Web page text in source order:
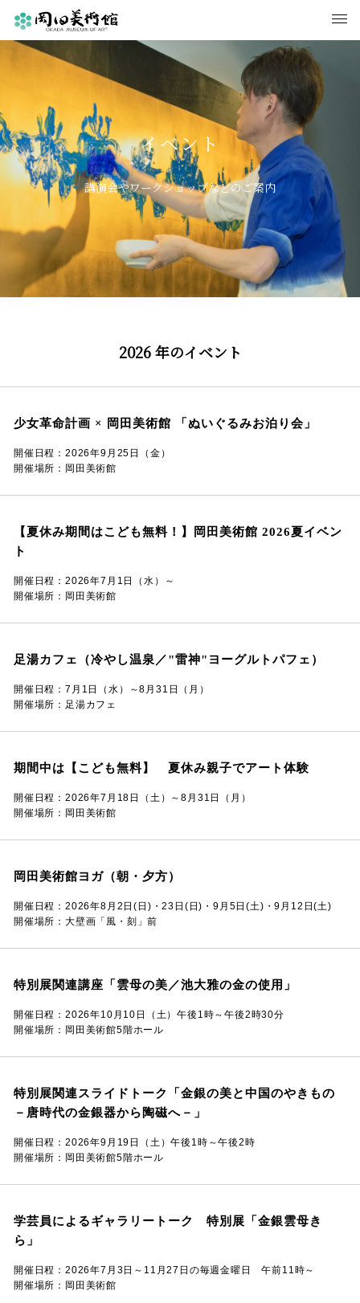
イベント
講演会やワークショップなどのご案内
2026年のイベント
少女革命計画 × 岡田美術館 「ぬいぐるみお泊り会」
開催日程：2026年9月25日（金）
開催場所：岡田美術館
【夏休み期間はこども無料！】岡田美術館 2026夏イベン
ト
開催日程：2026年7月1日（水）～
開催場所：岡田美術館
足湯カフェ（冷やし温泉／"雷神"ヨーグルトパフェ）
開催日程：7月1日（水）～8月31日（月）
開催場所：足湯カフェ
期間中は【こども無料】 夏休み親子でアート体験
開催日程：2026年7月18日（土）～8月31日（月）
開催場所：岡田美術館
岡田美術館ヨガ（朝・夕方）
開催日程：2026年8月2日(日)・23日(日)・9月5日(土)・9月12日(土)
開催場所：大壁画「風・刻」前
特別展関連講座「雲母の美／池大雅の金の使用」
開催日程：2026年10月10日（土）午後1時～午後2時30分
開催場所：岡田美術館5階ホール
特別展関連スライドトーク「金銀の美と中国のやきもの
－唐時代の金銀器から陶磁へ－」
開催日程：2026年9月19日（土）午後1時～午後2時
開催場所：岡田美術館5階ホール
学芸員によるギャラリートーク 特別展「金銀雲母き
ら」
開催日程：2026年7月3日～11月27日の毎週金曜日 午前11時～
開催場所：岡田美術館